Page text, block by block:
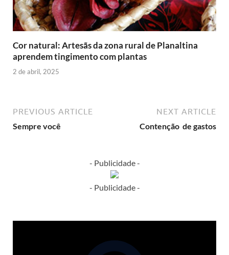
Cor natural: Artesãs da zona rural de Planaltina
aprendem tingimento com plantas
2 de abril, 2025
PREVIOUS ARTICLE
Sempre você
NEXT ARTICLE
Contenção de gastos
- Publicidade -
- Publicidade -